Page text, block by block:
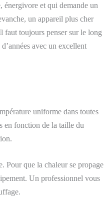
énergivore et qui demande un
un appareil plus cher
faut toujours penser sur le long
avec un excellent
uniforme dans toutes
en fonction de la taille du
Pour que la chaleur se propage
Un professionnel vous